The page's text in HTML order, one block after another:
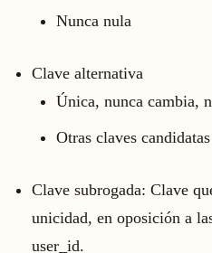
Nunca nula
Clave alternativa
Única, nunca cambia,
Otras claves
Clave subrogada: Clave
unicidad, en oposición a
user_id.